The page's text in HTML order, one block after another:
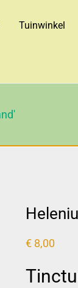
Tuinwinkel
€8,00